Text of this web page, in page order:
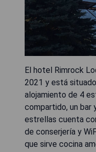
El hotel Rimrock
2021 y está
alojamiento de 4
compartido, un bar
estrellas cuenta
de conserjería y
que sirve cocina